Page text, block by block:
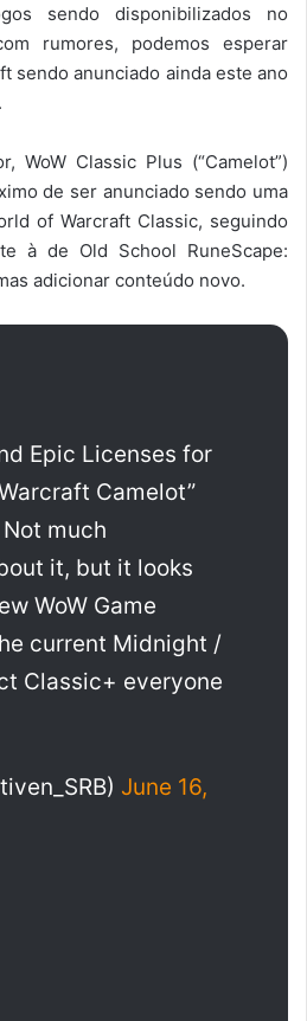
sendo disponibilizados no
rumores, podemos esperar
sendo anunciado ainda este ano
WoW Classic Plus (“Camelot”)
de ser anunciado sendo uma
of Warcraft Classic, seguindo
à de Old School RuneScape:
adicionar conteúdo novo.
Epic Licenses for
Camelot”
much
it, but it looks
WoW Game
current Midnight /
Classic+ everyone
June 16,